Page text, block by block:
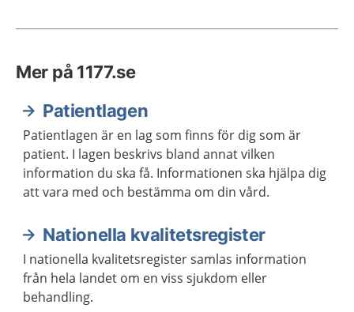
Mer på 1177.se
Patientlagen
Patientlagen är en lag som finns för dig som är
patient. I lagen beskrivs bland annat vilken
information du ska få. Informationen ska hjälpa dig
att vara med och bestämma om din vård.
Nationella kvalitetsregister
I nationella kvalitetsregister samlas information
från hela landet om en viss sjukdom eller
behandling.